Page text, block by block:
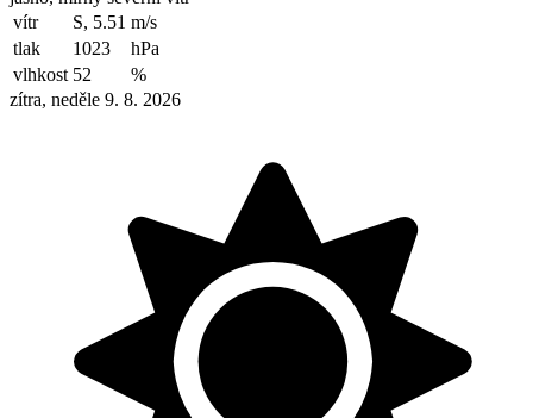
vítr
S, 5.51 m/s
tlak
1023
hPa
vlhkost 52
%
zítra, neděle 9. 8. 2026